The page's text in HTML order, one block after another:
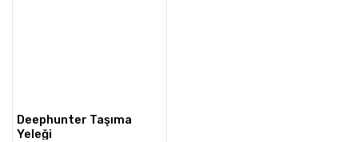
Deephunter Taşıma
Yeleği